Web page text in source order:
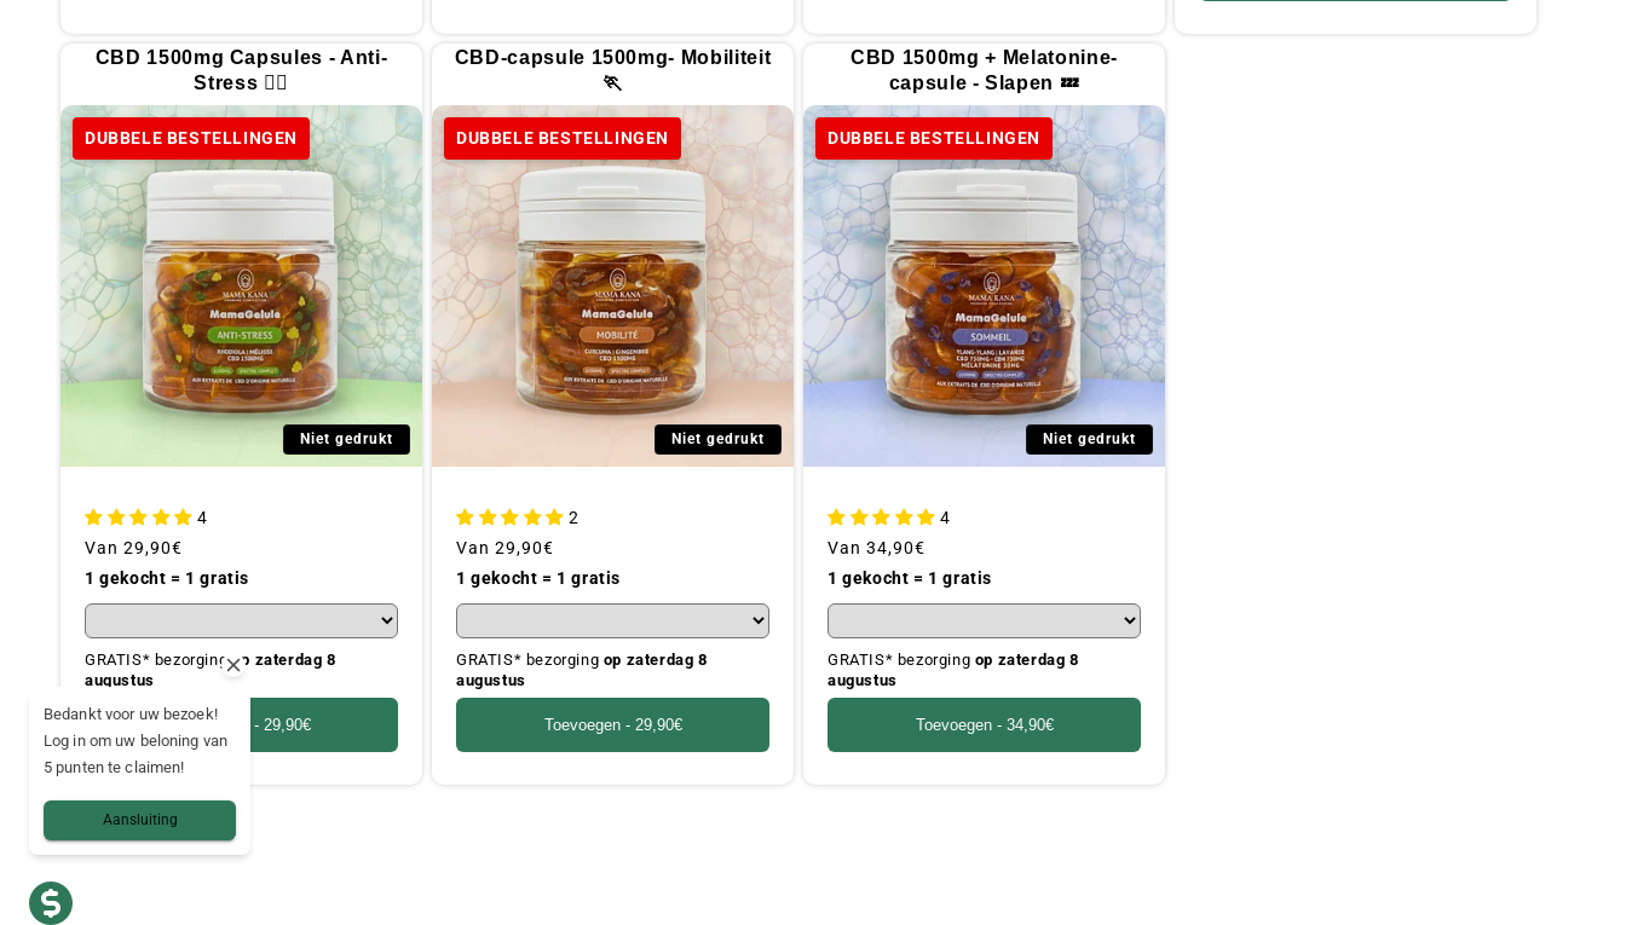
CBD 1500mg Capsules - Anti-
Stress 🧎‍♀️
DUBBELE BESTELLINGEN
Niet gedrukt
4
Gebruikelijke
prijs
Van 29,90€
1 gekocht = 1 gratis
GRATIS* bezorgingop zaterdag 8
augustus
Toevoegen - 29,90€
CBD-capsule 1500mg- Mobiliteit
🏃
DUBBELE BESTELLINGEN
Niet gedrukt
2
Gebruikelijke
prijs
Van 29,90€
1 gekocht = 1 gratis
GRATIS* bezorging op zaterdag 8
augustus
Toevoegen - 29,90€
CBD 1500mg + Melatonine-
capsule - Slapen 💤
DUBBELE BESTELLINGEN
Niet gedrukt
4
Gebruikelijke
prijs
Van 34,90€
1 gekocht = 1 gratis
GRATIS* bezorging op zaterdag 8
augustus
Toevoegen - 34,90€
Bedankt voor uw bezoek!
Log in om uw beloning van
5 punten te claimen!
Aansluiting